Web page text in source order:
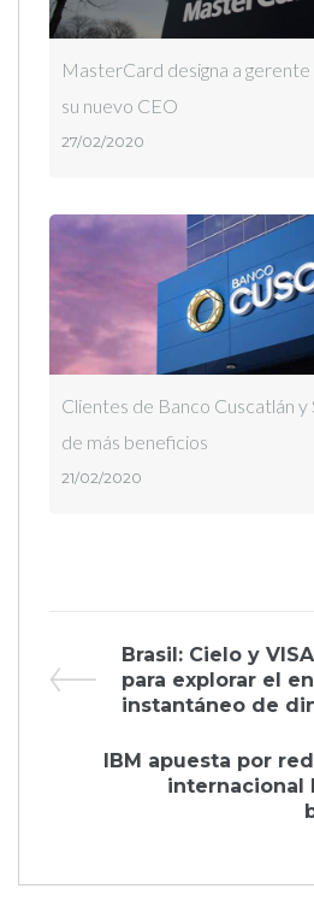
MasterCard designa a
su nuevo CEO
27/02/2020
Clientes de Banco Cuscatlán y
de más beneficios
21/02/2020
Navegación
entradas
Previous
Post
Brasil: Cielo y
para explorar el
instantáneo de
Next
IBM apuesta por
internacional